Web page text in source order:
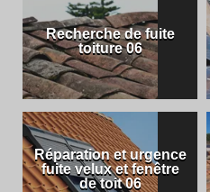
Recherche de fuite
toiture 06
Réparation et urgence
fuite velux et fenêtre
de toit 06